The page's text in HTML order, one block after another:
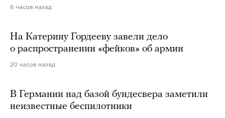
6 часов назад
На Катерину Гордееву завели дело
о распространении «фейков» об армии
20 часов назад
В Германии над базой бундесвера заметили
неизвестные беспилотники